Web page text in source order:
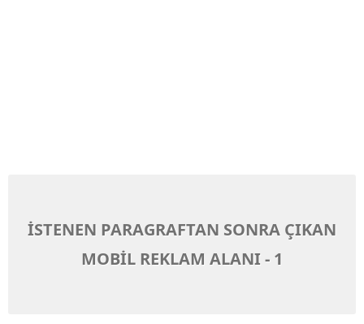
İSTENEN PARAGRAFTAN SONRA ÇIKAN
MOBİL REKLAM ALANI - 1